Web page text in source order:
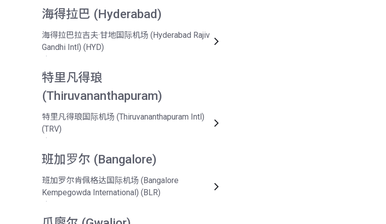
海得拉巴 (Hyderabad)
海得拉巴拉吉夫·甘地国际机场 (Hyderabad Rajiv
Gandhi Intl) (HYD)
特里凡得琅
(Thiruvananthapuram)
特里凡得琅国际机场 (Thiruvananthapuram Intl)
(TRV)
班加罗尔 (Bangalore)
班加罗尔肯佩格达国际机场 (Bangalore
Kempegowda International) (BLR)